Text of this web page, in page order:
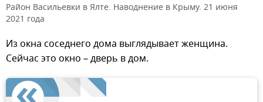
Район Васильевки в Ялте. Наводнение в Крыму. 21 июня
2021 года
Из окна соседнего дома выглядывает женщина.
Сейчас это окно – дверь в дом.